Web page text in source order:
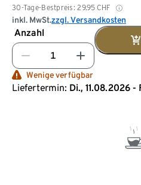
30-Tage-Bestpreis: 29.95 CHF
inkl. MwSt.zzgl. Versandkosten
Anzahl
Wenige verfügbar
Liefertermin: Di., 11.08.2026 -